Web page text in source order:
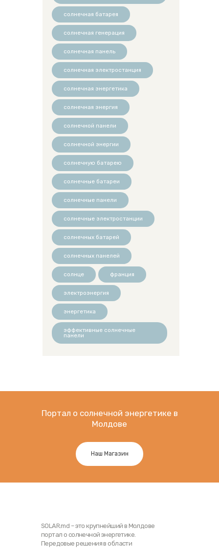
солнечная батарея
солнечная генерация
солнечная панель
солнечная электростанция
солнечная энергетика
солнечная энергия
солнечной панели
солнечной энергии
солнечную батарею
солнечные батареи
солнечные панели
солнечные электростанции
солнечных батарей
солнечных панелей
солнце франция
электроэнергия
энергетика
эффективные солнечные
панели
Портал о солнечной энергетике в
Молдове
Наш Магазин
SOLAR.md – это крупнейший в Молдове
портал о солнечной энергетике.
Передовые решения в области